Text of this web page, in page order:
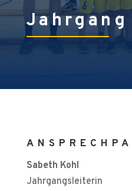
Jahrgang
Sabeth Kohl
Jahrgangsleiterin